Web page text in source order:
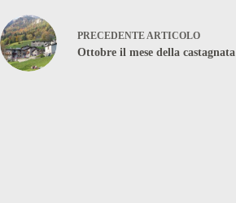
PRECEDENTEARTICOLO
Ottobre il mese della castagnata